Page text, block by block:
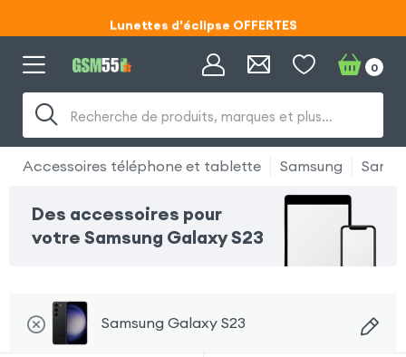
Lunettes d'éclipse OFFERTES
Code ECLIPSE55
Code ECLIPSE55
Recherche de produits, marques et plus…
0
Accessoires téléphone et tablette Samsung
Des accessoires pour
votre Samsung Galaxy S23
Samsung Galaxy S23